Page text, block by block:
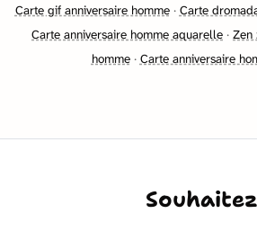
Carte gif anniversaire homme· Carte
Carte anniversaire homme aquarelle · Zen
homme· Carte anniversaire
Souhaitez